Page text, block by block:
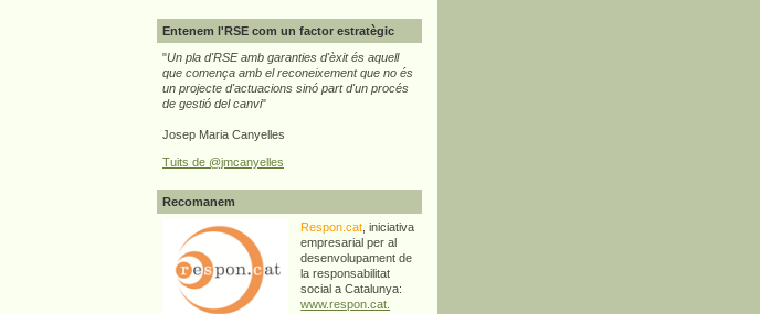
Entenem l'RSE com un factor estratègic
"Un pla d'RSE amb garanties d'èxit és aquell
que comença amb el reconeixement que no és
un projecte d'actuacions sinó part d'un procés
de gestió del canvi"
Josep Maria Canyelles
Tuits de @jmcanyelles
Recomanem
Respon.cat , iniciativa
empresarial per al
desenvolupament de
la responsabilitat
social a Catalunya:
www.respon.cat.